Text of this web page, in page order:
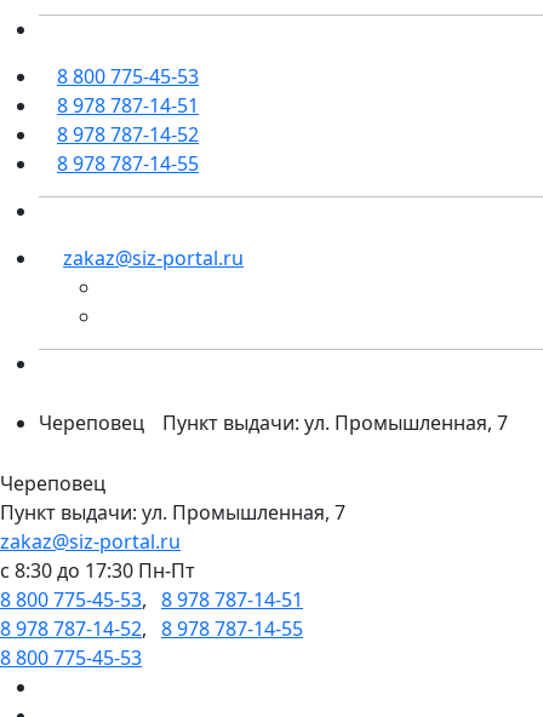
8 800 775-45-53
8 978 787-14-51
8 978 787-14-52
8 978 787-14-55
zakaz@siz-portal.ru
Череповец Пункт выдачи: ул. Промышленная, 7
Череповец
Пункт выдачи: ул. Промышленная, 7
zakaz@siz-portal.ru
c 8:30 до 17:30 Пн-Пт
8 800 775-45-53, 8 978 787-14-51
8 978 787-14-52, 8 978 787-14-55
8 800 775-45-53